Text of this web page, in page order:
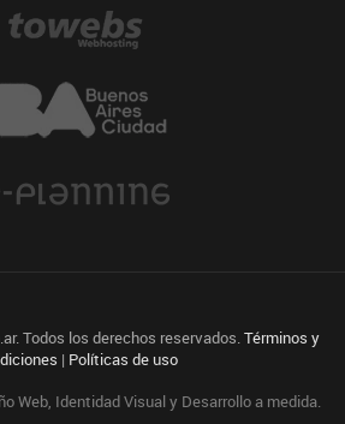
Todos los derechos reservados.Términos y
| Políticas de uso
Web, Identidad Visual y Desarrollo a medida.